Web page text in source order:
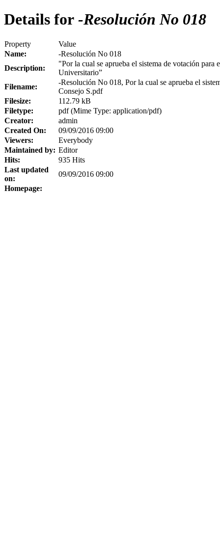
Details for -Resolución No 018
Property
Value
Name:
-Resolución No 018
Description:
"Por la cual se aprueba el sistema de votación
Universitario”
Filename:
-Resolución No 018, Por la cual se aprueba el
Consejo S.pdf
Filesize:
112.79 kB
Filetype:
pdf (Mime Type: application/pdf)
Creator:
admin
Created On:
09/09/2016 09:00
Viewers:
Everybody
Maintained by: Editor
Hits:
935 Hits
Last updated
on:
09/09/2016 09:00
Homepage: